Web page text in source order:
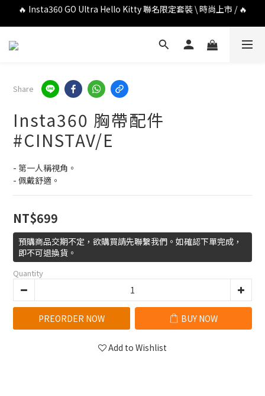
🔥 DJI OSMO POCKET 4P 口袋相機 \ 熱烈上市 / 🔥
🔥 DJI OSMO POCKET 4P 口袋相機 \ 熱烈上市 / 🔥
Share
Insta360 胸帶配件
#CINSTAV/E
- 第一人稱視角。
- 佩戴舒適。
NT$699
預購商品交期不定，欲購買請先聯繫我們。如確認下單完成，
即不可退換貨。
Quantity
PREORDER NOW BUY NOW
Add to Wishlist